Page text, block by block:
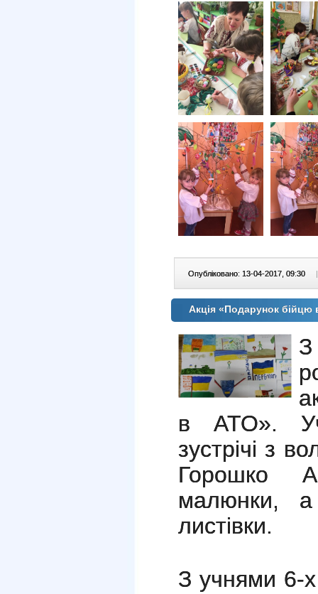
Опубліковано: 13-04-2017, 09:30 |
Акція «Подарунок
З
в АТО».
зустрічі з
Горошко
малюнки, а
листівки.
З учнями 6-х